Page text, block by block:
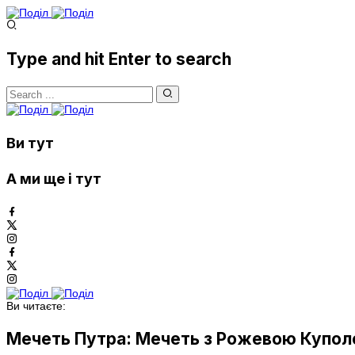
Type and hit Enter to search
Ви тут
А ми ще і тут
Ви читаєте:
Мечеть Путра: Мечеть з Рожевою